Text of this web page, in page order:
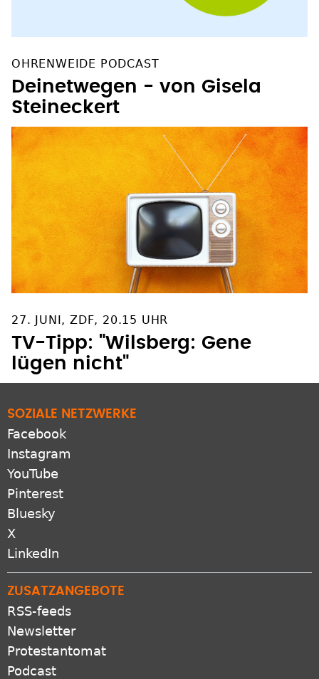
Deinetwegen - von Gisela
Steineckert
TV-Tipp: "Wilsberg: Gene
lügen nicht"
Facebook
Instagram
YouTube
Pinterest
Bluesky
X
LinkedIn
RSS-feeds
Newsletter
Protestantomat
Podcast